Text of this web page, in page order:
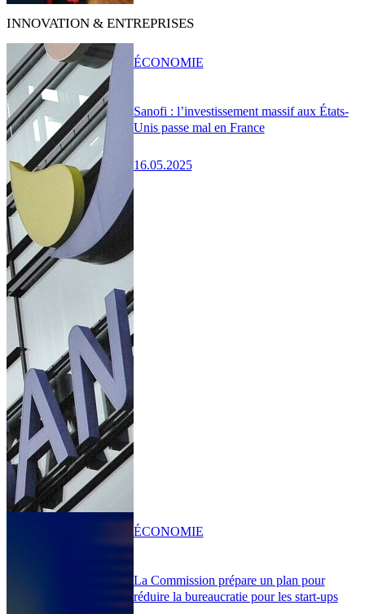
INNOVATION & ENTREPRISES
Sanofi : l’investissement massif aux États-
Unis passe mal en France
16.05.2025
ÉCONOMIE
La Commission prépare un plan pour
réduire la bureaucratie pour les start-ups
ÉCONOMIE